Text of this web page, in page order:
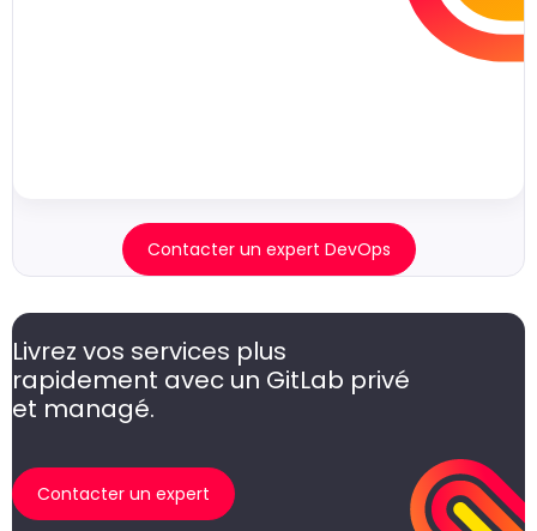
Contacter un expert DevOps
Livrez vos services plus
rapidement avec un GitLab privé
et managé.
Contacter un expert